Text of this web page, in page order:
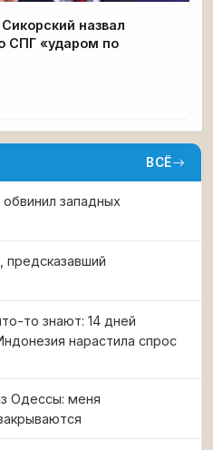
назвал
СПГ «ударом по
ВСЁ
обвинил западных
предсказавший
то знают: 14 дней
нарастила спрос
Одессы: меня